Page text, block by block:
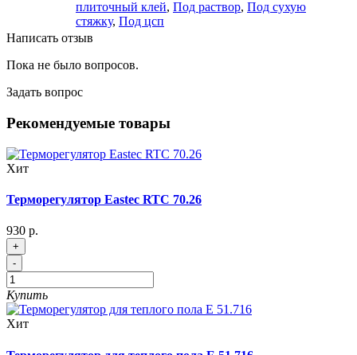
плиточный клей, Под раствор, Под сухую
стяжку, Под цсп
Написать отзыв
Пока не было вопросов.
Задать вопрос
Рекомендуемые товары
Хит
Терморегулятор Eastec RTC 70.26
930 р.
+
-
Купить
Хит